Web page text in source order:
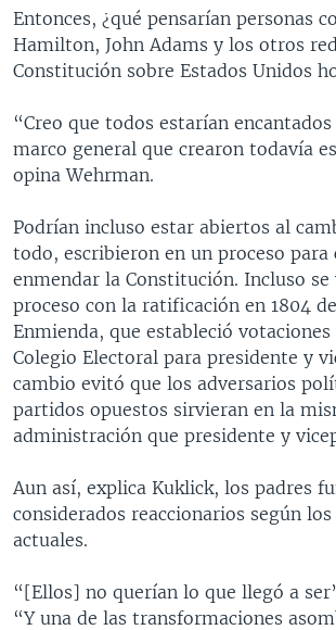
Entonces, ¿qué pensarían personas
Hamilton, John Adams y los otros
Constitución sobre Estados Unidos
“Creo que todos estarían encantados
marco general que crearon todavía
opina Wehrman.
Podrían incluso estar abiertos al
todo, escribieron en un proceso para
enmendar la Constitución. Incluso se
proceso con la ratificación en 1804
Enmienda, que estableció votaciones
Colegio Electoral para presidente y
cambio evitó que los adversarios
partidos opuestos sirvieran en la
administración que presidente y
Aun así, explica Kuklick, los padres
considerados reaccionarios según los
actuales.
“[Ellos] no querían lo que llegó a
“Y una de las transformaciones